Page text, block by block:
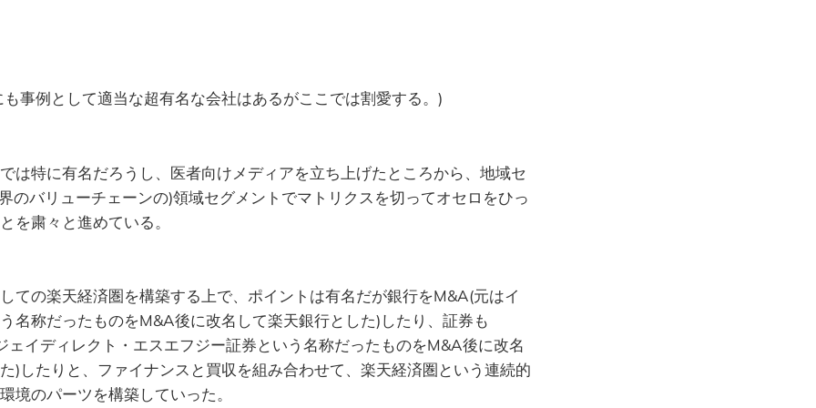
事例として適当な超有名な会社はあるがここでは割愛する。)
は特に有名だろうし、医者向けメディアを立ち上げたところから、地域セ
のバリューチェーンの)領域セグメントでマトリクスを切ってオセロをひっ
を粛々と進めている。
ての楽天経済圏を構築する上で、ポイントは有名だが銀行をM&A(元はイ
名称だったものをM&A後に改名して楽天銀行とした)したり、証券も
ェイディレクト・エスエフジー証券という名称だったものをM&A後に改名
)したりと、ファイナンスと買収を組み合わせて、楽天経済圏という連続的
境のパーツを構築していった。